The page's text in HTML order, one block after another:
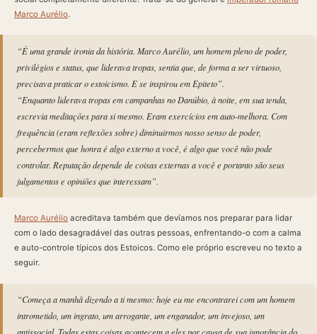
Marco Aurélio.
“É uma grande ironia da história. Marco Aurélio, um homem pleno de poder,
privilégios e status, que liderava tropas, sentia que, de forma a ser virtuoso,
precisava praticar o estoicismo. E se inspirou em Epiteto”.
“Enquanto liderava tropas em campanhas no Danúbio, à noite, em sua tenda,
escrevia meditações para si mesmo. Eram exercícios em auto-melhora. Com
frequência (eram reflexões sobre) diminuirmos nosso senso de poder,
percebermos que honra é algo externo a você, é algo que você não pode
controlar. Reputação depende de coisas externas a você e portanto são seus
julgamentos e opiniões que interessam”.
Marco Aurélio acreditava também que devíamos nos preparar para lidar
com o lado desagradável das outras pessoas, enfrentando-o com a calma
e auto-controle típicos dos Estoicos. Como ele próprio escreveu no texto a
seguir.
“Começa a manhã dizendo a ti mesmo: hoje eu me encontrarei com um homem
intrometido, um ingrato, um arrogante, um enganador, um invejoso, um